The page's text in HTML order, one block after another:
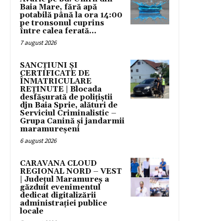
Baia Mare, fără apă
potabilă până la ora 14:00
pe tronsonul cuprins
între calea ferată...
7 august 2026
SANCȚIUNI ȘI
CERTIFICATE DE
ÎNMATRICULARE
REȚINUTE | Blocada
desfășurată de polițiștii
djn Baia Sprie, alături de
Serviciul Criminalistic –
Grupa Canină și jandarmii
maramureșeni
6 august 2026
CARAVANA CLOUD
REGIONAL NORD – VEST
| Județul Maramureș a
găzduit evenimentul
dedicat digitalizării
administrației publice
locale